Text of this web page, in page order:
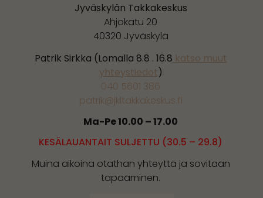
Jyväskylän Takkakeskus
Ahjokatu 20
40320 Jyväskylä
Patrik Sirkka (Lomalla 8.8 . 16.8 katso muut
yhteystiedot)
040 5601 386
patrik@jkltakkakeskus.fi
Ma-Pe 10.00 – 17.00
KESÄLAUANTAIT SULJETTU (30.5 – 29.8)
Muina aikoina otathan yhteyttä ja sovitaan
tapaaminen.